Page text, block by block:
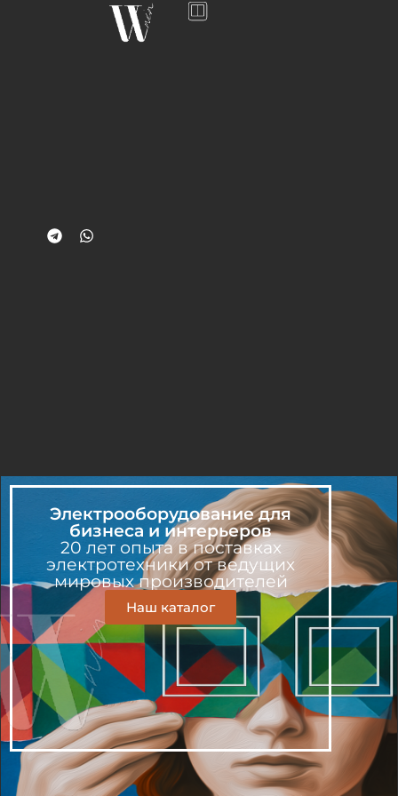
Электрооборудование для
бизнеса и интерьеров
20 лет опыта в поставках
электротехники от ведущих
мировых производителей
Наш каталог